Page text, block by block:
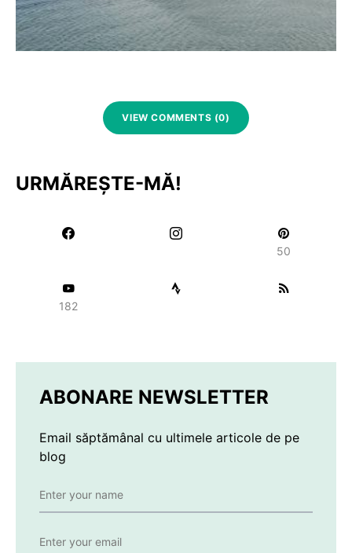
VIEW COMMENTS (0)
URMĂREȘTE-MĂ!
50
182
ABONARE NEWSLETTER
Email săptămânal cu ultimele articole de pe
blog